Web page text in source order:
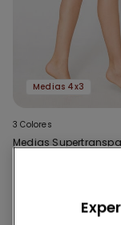
Medias 4x3
3 Colores
Medias